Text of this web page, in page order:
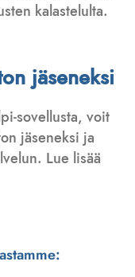
kalastelulta.
jäseneksi
sovellusta, voit
jäseneksi ja
Lue lisää